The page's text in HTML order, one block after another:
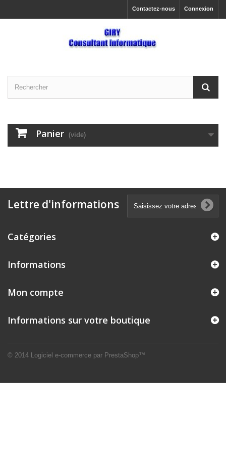
Connexion
Contactez-nous
Panier (vide)
Lettre d'informations
Catégories
Informations
© 2014 Logiciel e-commerce par PrestaShop™
Mon compte
Informations sur votre boutique